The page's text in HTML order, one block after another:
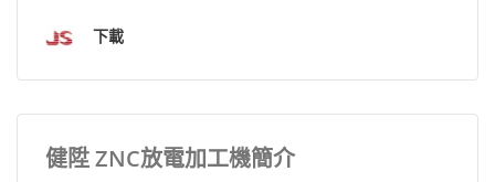
下載
健陞 ZNC放電加工機簡介